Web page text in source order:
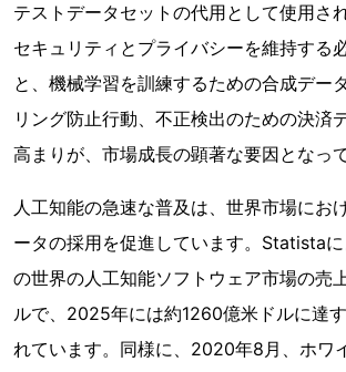
テストデータセットの代用として使用さ
セキュリティとプライバシーを維持する
と、機械学習を訓練するための合成デー
リング防止行動、不正検出のための決済
高まりが、市場成長の顕著な要因となっ
人工知能の急速な普及は、世界市場にお
ータの採用を促進しています。Statista
の世界の人工知能ソフトウェア市場の売
ルで、2025年には約1260億米ドルに達
れています。同様に、2020年8月、ホワ